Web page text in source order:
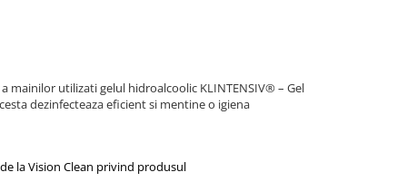
mainilor utilizati gelul hidroalcoolic KLINTENSIV® – Gel
dezinfecteaza eficient si mentine o igiena
la Vision Clean privind produsul